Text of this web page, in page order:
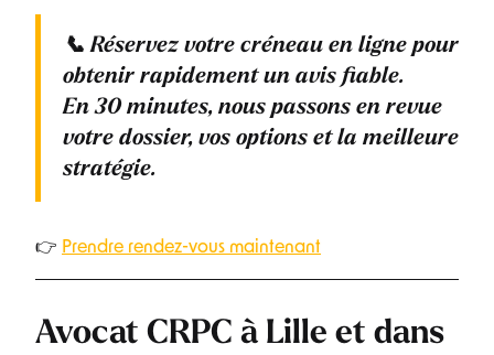
📞Réservez votre créneau en ligne pour
obtenir rapidement un avis fiable.
En30 minutes, nous passons en revue
votre dossier, vos options et la meilleure
stratégie.
👉 Prendre rendez-vous maintenant
Avocat CRPC à Lille et dans